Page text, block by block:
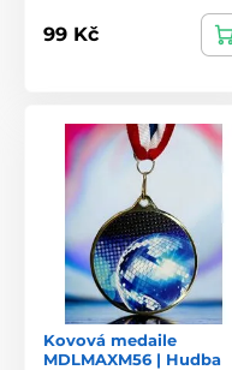
99 Kč
Kovová medaile
MDLMAXM56 | Hudba